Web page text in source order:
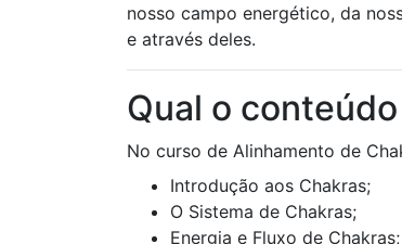
nosso campo energético, da
e através deles.
Qual o
No curso de Alinhamento de
Introdução aos Chakras;
O Sistema de Chakras;
Energia e Fluxo de Chakras;